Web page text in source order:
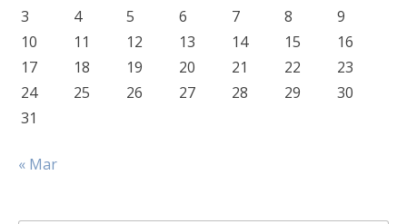
3
4 5 6 7 8
9
10
11 12 13 14 15
16
17
18 19 20 21 22
23
24
25 26 27 28 29
30
31
« Mar